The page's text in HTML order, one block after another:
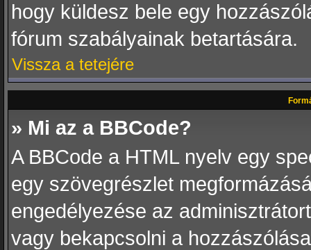
hogy küldesz bele egy
fórum szabályainak betartására.
Vissza a tetejére
» Mi az a BBCode?
A BBCode a HTML nyelv egy
egy szövegrészlet
engedélyezése az
vagy bekapcsolni a